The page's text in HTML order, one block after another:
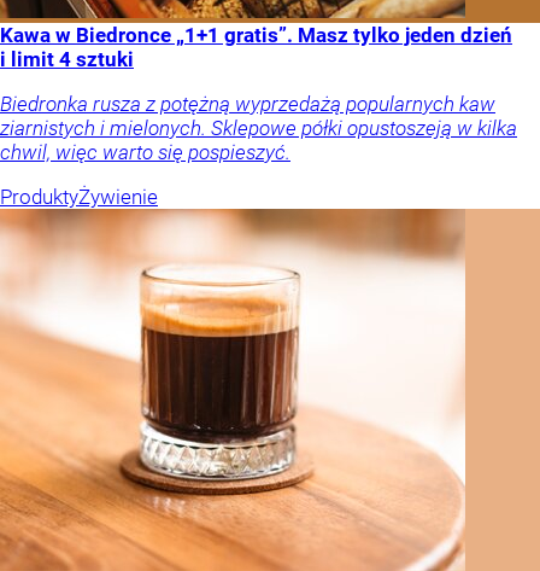
Kawa w Biedronce „1+1 gratis”. Masz tylko jeden dzień
i limit 4 sztuki
Biedronka rusza z potężną wyprzedażą popularnych kaw
ziarnistych i mielonych. Sklepowe półki opustoszeją w kilka
chwil, więc warto się pospieszyć.
ProduktyŻywienie